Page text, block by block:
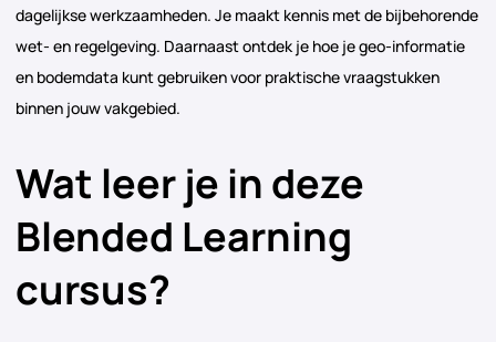
dagelijkse werkzaamheden. Je maakt kennis met de bijbehorende
wet- en regelgeving. Daarnaast ontdek je hoe je geo-informatie
en bodemdata kunt gebruiken voor praktische vraagstukken
binnen jouw vakgebied.
Wat leer je in deze
Blended Learning
cursus?